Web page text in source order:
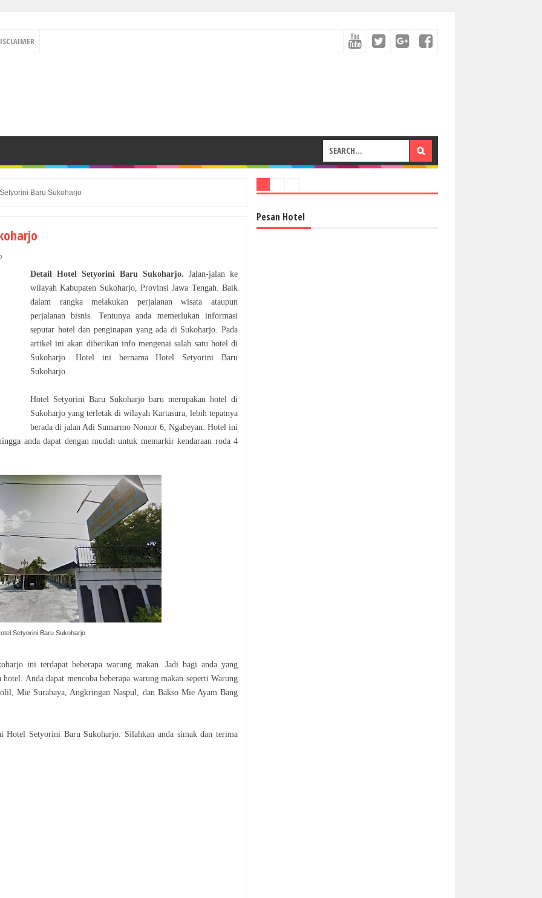
Baru Sukoharjo
Detail Hotel Setyorini Baru Sukoharjo. Jalan-jalan ke
wilayah Kabupaten Sukoharjo, Provinsi Jawa Tengah. Baik
dalam rangka melakukan perjalanan wisata ataupun
perjalanan bisnis. Tentunya anda memerlukan informasi
seputar hotel dan penginapan yang ada di Sukoharjo. Pada
artikel ini akan diberikan info mengenai salah satu hotel di
Sukoharjo. Hotel ini bernama Hotel Setyorini Baru
Sukoharjo.
Hotel Setyorini Baru Sukoharjo baru merupakan hotel di
Sukoharjo yang terletak di wilayah Kartasura, lebih tepatnya
berada di jalan Adi Sumarmo Nomor 6, Ngabeyan. Hotel ini
anda dapat dengan mudah untuk memarkir kendaraan roda 4
Setyorini Baru Sukoharjo
ini terdapat beberapa warung makan. Jadi bagi anda yang
Anda dapat mencoba beberapa warung makan seperti Warung
Mie Surabaya, Angkringan Naspul, dan Bakso Mie Ayam Bang
Hotel Setyorini Baru Sukoharjo. Silahkan anda simak dan terima
Pesan Hotel